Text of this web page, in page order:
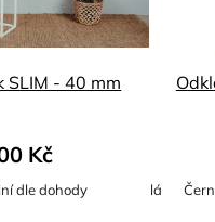
SLIM - 40 mm
Kč
dle dohody Bílá